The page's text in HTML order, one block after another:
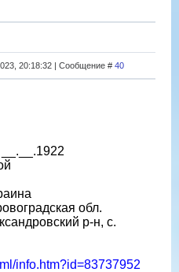
20:18:32 | Сообщение # 40
обл.
р-н, с.
info.htm?id=83737952